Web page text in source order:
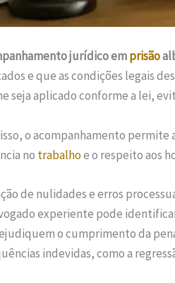
jurídico emprisão
e que as condições legais
seja aplicado conforme a lei,
o acompanhamento
no trabalhoe o respeito aos
de nulidades e erros
experiente pode
o cumprimento da
indevidas, como a